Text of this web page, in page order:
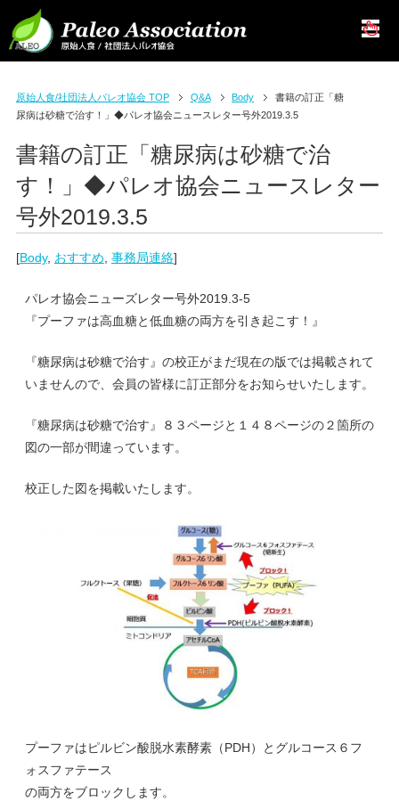
原始人食/社団法人パレオ協会 TOP Q&A Body
書籍の訂正「糖
尿病は砂糖で治す！」◆パレオ協会ニュースレター号外2019.3.5
書籍の訂正「糖尿病は砂糖で治
す！」◆パレオ協会ニュースレター
号外2019.3.5
[Body, おすすめ 事務局連絡]
パレオ協会ニューズレター号外2019.3-5
『プーファは高血糖と低血糖の両方を引き起こす！』
『糖尿病は砂糖で治す』の校正がまだ現在の版では掲載されて
いませんので、会員の皆様に訂正部分をお知らせいたします。
『糖尿病は砂糖で治す』８３ページと１４８ページの２箇所の
図の一部が間違っています。
校正した図を掲載いたします。
プーファはピルビン酸脱水素酵素（PDH）とグルコース６フ
ォスファテース
の両方をブロックします。